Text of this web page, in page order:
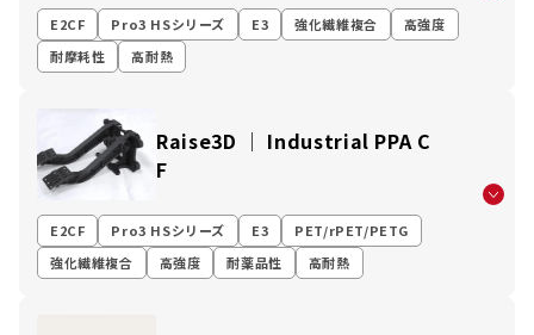
E2CF Pro3 HSシリーズ E3 強化繊維複合
高強度
耐摩耗性
高耐熱
Raise3D │ Industrial PPA C
F
E2CF Pro3 HSシリーズ E3
PET/rPET/PETG
強化繊維複合
高強度 耐薬品性 高耐熱